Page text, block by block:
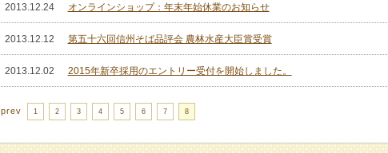
2013.12.24 オンラインショップ：年末年始休業のお知らせ
2013.12.12 第五十六回信州そば品評会 農林水産大臣賞受賞
2013.12.02 2015年新卒採用のエントリー受付を開始しました。
prev 1 2 3 4 5 6 7 8